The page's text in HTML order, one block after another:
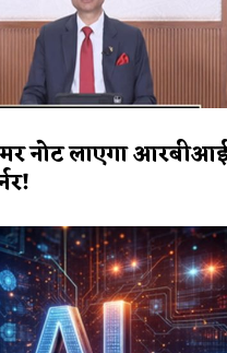
नोट लाएगा